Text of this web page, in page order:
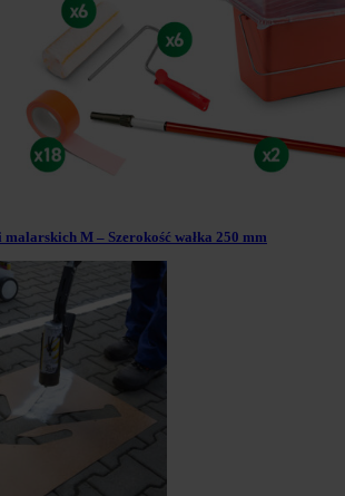
malarskich M – Szerokość wałka 250 mm